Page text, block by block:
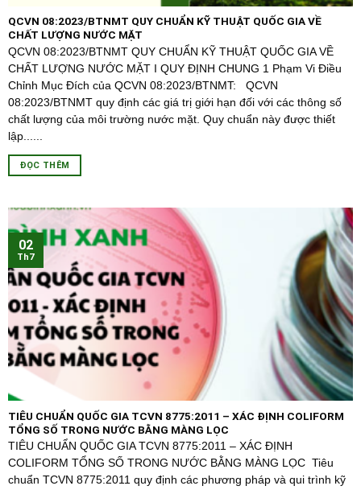
QCVN 08:2023/BTNMT QUY CHUẨN KỸ THUẬT QUỐC GIA VỀ
CHẤT LƯỢNG NƯỚC MẶT
QCVN 08:2023/BTNMT QUY CHUẨN KỸ THUẬT QUỐC GIA VỀ
CHẤT LƯỢNG NƯỚC MẶT I QUY ĐỊNH CHUNG 1 Phạm Vi Điều
Chỉnh Mục Đích của QCVN 08:2023/BTNMT: QCVN
08:2023/BTNMT quy định các giá trị giới hạn đối với các thông số
chất lượng của môi trường nước mặt. Quy chuẩn này được thiết
lập......
ĐỌC THÊM
TIÊU CHUẨN QUỐC GIA TCVN 8775:2011 – XÁC ĐỊNH COLIFORM
TỔNG SỐ TRONG NƯỚC BẰNG MÀNG LỌC
TIÊU CHUẨN QUỐC GIA TCVN 8775:2011 – XÁC ĐỊNH
COLIFORM TỔNG SỐ TRONG NƯỚC BẰNG MÀNG LỌC Tiêu
chuẩn TCVN 8775:2011 quy định các phương pháp và qui trình kỹ
02
Th7